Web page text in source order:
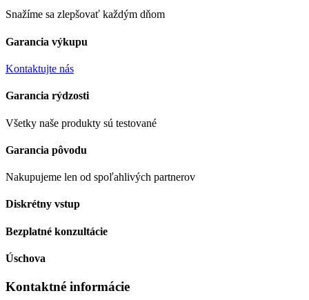
Snažíme sa zlepšovať každým dňom
Garancia výkupu
Kontaktujte nás
Garancia rýdzosti
Všetky naše produkty sú testované
Garancia pôvodu
Nakupujeme len od spoľahlivých partnerov
Diskrétny vstup
Bezplatné konzultácie
Úschova
Kontaktné informácie